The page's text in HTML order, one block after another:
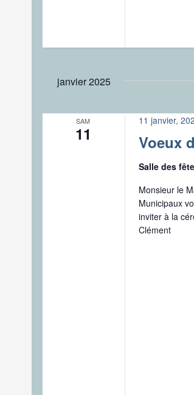
janvier 2025
SAM
11 Voeux
11 janvier,
Salle des
Monsieur le
Municipaux
inviter à la
Clément